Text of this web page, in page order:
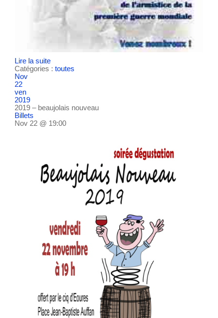
Lire la suite
Catégories : toutes
Nov
22
ven
2019
2019 – beaujolais nouveau
Billets
Nov 22 @ 19:00